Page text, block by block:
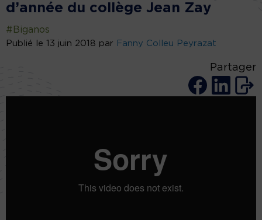
d’année du collège Jean Zay
#Biganos
Publié le 13 juin 2018 par Fanny Colleu Peyrazat
Partager